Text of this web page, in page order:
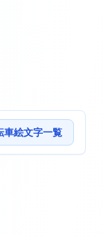
車絵文字一覧